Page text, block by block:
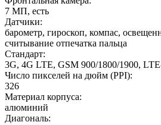
7 МП, есть
Датчики:
барометр, гироскоп, компас,
считывание отпечатка пальца
Стандарт:
3G, 4G LTE, GSM 900/1800/1900,
Число пикселей на дюйм (PPI):
326
Материал корпуса:
алюминий
Диагональ: